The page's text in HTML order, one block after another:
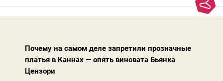
моды. Вовсе нет.Проблема в том, что сама мода сделала шаг
Почему на самом деле запретили прозначные
платья в Каннах — опять виновата Бьянка
Цензори